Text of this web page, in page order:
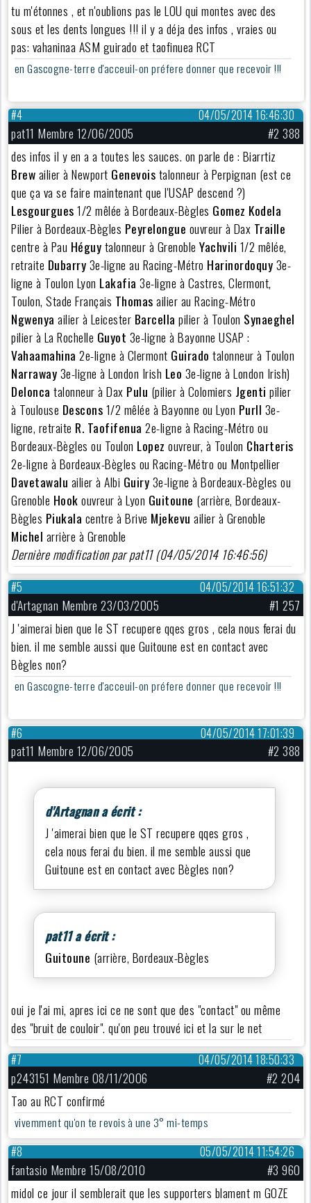
tu m'étonnes , et n'oublions pas le LOU qui montes avec des
sous et les dents longues !!! il y a déja des infos , vraies ou
pas: vahaninaa ASM guirado et taofinuea RCT
en Gascogne-terre d'acceuil-on préfere donner que recevoir !!!
04/05/2014 16:46:30
#4
pat11 Membre 12/06/2005
#2 388
des infos il y en a a toutes les sauces. on parle de : Biarrtiz
Brewailier à Newport Genevoistalonneur à Perpignan (est ce
que ça va se faire maintenant que l'USAP descend ?)
Lesgourgues1/2 mêlée à Bordeaux-Bègles Gomez Kodela
Pilier à Bordeaux-Bègles Peyrelongue ouvreur à Dax Traille
centre à Pau Héguytalonneur à GrenobleYachvili 1/2 mêlée,
retraite Dubarry3e-ligne au Racing-Métro Harinordoquy3e-
ligne à Toulon Lyon Lakafia 3e-ligne à Castres, Clermont,
Toulon, Stade Français Thomasailier au Racing-Métro
Ngwenyaailier à Leicester Barcella pilier à Toulon Synaeghel
pilier à La Rochelle Guyot 3e-ligne à Bayonne USAP :
Vahaamahina 2e-ligne à Clermont Guirado talonneur à Toulon
Narraway3e-ligne à London Irish Leo 3e-ligne à London Irish)
Delonca talonneur à Dax Pulu (pilier à Colomiers Jgenti pilier
à Toulouse Descons1/2 mêlée à Bayonne ou Lyon Purll 3e-
ligne, retraite R. Taofifenua 2e-ligne à Racing-Métro ou
Bordeaux-Bègles ou Toulon Lopez ouvreur, à Toulon Charteris
2e-ligne à Bordeaux-Bègles ou Racing-Métro ou Montpellier
Davetawalu ailier à Albi Guiry3e-ligne à Bordeaux-Bègles ou
Grenoble Hookouvreur à Lyon Guitoune (arrière, Bordeaux-
Bègles Piukala centre à Brive Mjekevu ailier à Grenoble
Michel arrière à Grenoble
Dernière modification par pat11 (04/05/2014 16:46:56)
04/05/2014 16:51:32
#5
d'Artagnan Membre 23/03/2005
#1 257
J 'aimerai bien que le ST recupere qqes gros , cela nous ferai du
bien. il me semble aussi que Guitoune est en contact avec
Bègles non?
en Gascogne-terre d'acceuil-on préfere donner que recevoir !!!
04/05/2014 17:01:39
#6
pat11 Membre 12/06/2005 #2 388
d'Artagnan a écrit :
J 'aimerai bien que le ST recupere qqes gros ,
cela nous ferai du bien. il me semble aussi que
Guitoune est en contact avec Bègles non?
pat11 a écrit :
Guitoune (arrière, Bordeaux-Bègles
oui je l'ai mi, apres ici ce ne sont que des "contact" ou même
des "bruit de couloir". qu'on peu trouvé ici et la sur le net
04/05/2014 18:50:33
#7
p243151 Membre 08/11/2006
#2 204
Tao au RCT confirmé
vivemment qu'on te revois à une 3° mi-temps
05/05/2014 11:54:26
#8
fantasio Membre 15/08/2010
#3 960
midol ce jour il semblerait que les supporters blament m GOZE